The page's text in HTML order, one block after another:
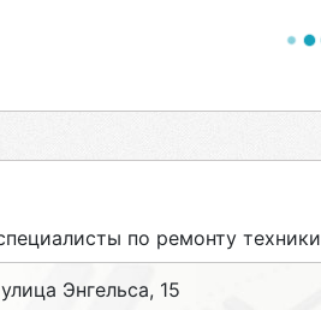
по ремонту техники
улица Энгельса, 15